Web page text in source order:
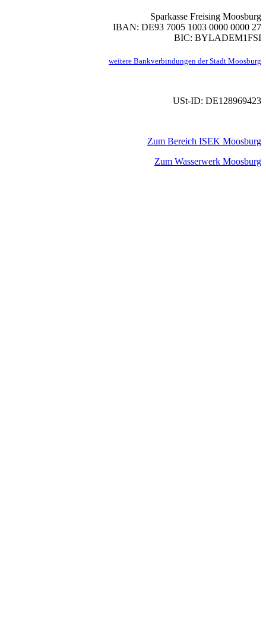
Sparkasse Freising Moosburg
IBAN: DE93 7005 1003 0000 0000 27
BIC: BYLADEM1FSI
weitere Bankverbindungen der Stadt Moosburg
USt-ID: DE128969423
Zum Bereich ISEK Moosburg
Zum Wasserwerk Moosburg